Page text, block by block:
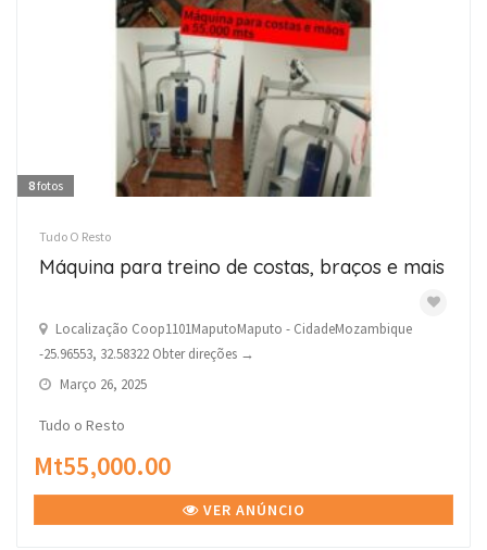
8fotos
Tudo O Resto
Máquina para treino de costas, braços e mais
Localização Coop1101MaputoMaputo - CidadeMozambique
-25.96553, 32.58322 Obter direções →
Março 26, 2025
Tudo o Resto
Mt55,000.00
VER ANÚNCIO